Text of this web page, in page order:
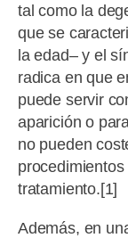
tal como la
que se
la edad– y el
radica en que
puede servir
aparición o
no pueden
tratamiento.[1]
Además, en